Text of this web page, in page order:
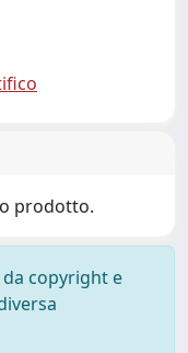
prodotto.
copyright e